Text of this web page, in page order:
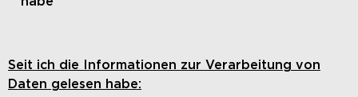
Seit ich die Informationen zur Verarbeitung von
Daten gelesen habe: